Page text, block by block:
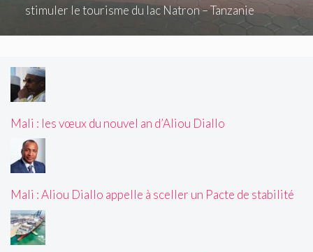
stimuler le tourisme du lac Natron – Tanzanie
Mali : les vœux du nouvel an d’Aliou Diallo
Mali : Aliou Diallo appelle à sceller un Pacte de stabilité